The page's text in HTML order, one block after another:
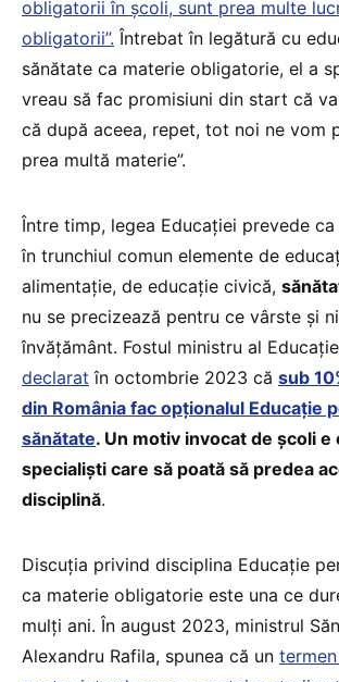
obligatorii în școli, sunt prea multe
obligatorii”. Întrebat în legătură cu
sănătate ca materie obligatorie, el a
vreau să fac promisiuni din start că
că după aceea, repet, tot noi ne vom
prea multă materie”.
Între timp, legea Educației prevede
în trunchiul comun elemente de
alimentație, de educație civică,
nu se precizează pentru ce vârste și
învățământ. Fostul ministru al
declarat în octombrie 2023 că sub
din România fac opționalul Educație
sănătate. Un motiv invocat de școli e
specialiști care să poată să predea
disciplină.
Discuția privind disciplina Educație
ca materie obligatorie este una ce
mulți ani. În august 2023, ministrul
Alexandru Rafila, spunea că un